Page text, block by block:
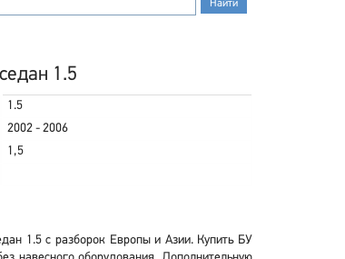
1.5
1.5
2002 - 2006
1,5
1.5 с разборок Европы и Азии. Купить БУ